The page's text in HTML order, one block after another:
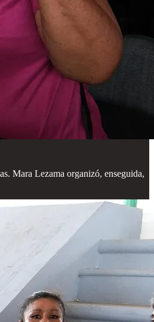
Mara Lezama organizó, enseguida,